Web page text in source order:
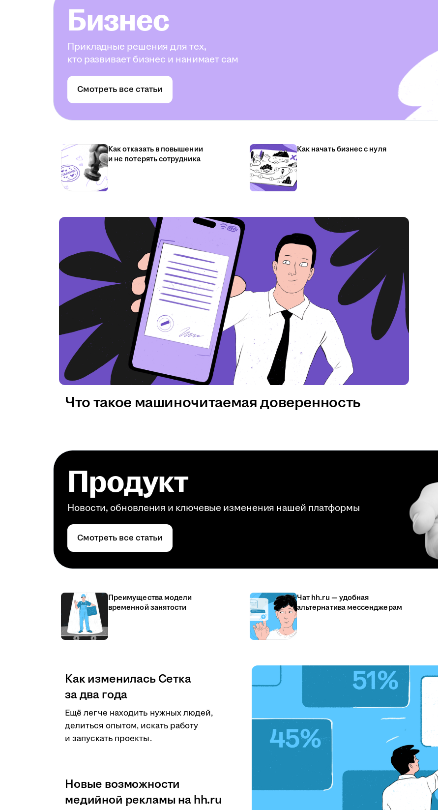
Бизнес
Прикладные решения для тех,
кто развивает бизнес и нанимает сам
Смотреть все статьи
Как отказать в повышении
и не потерять сотрудника
Как начать бизнес с нуля
Что такое машиночитаемая доверенность
Продукт
Новости, обновления и ключевые изменения нашей платформы
Смотреть все статьи
Преимущества модели
временной занятости
Чат hh.ru — удобная
альтернатива мессенджерам
Как изменилась Сетка
за два года
Ещё легче находить нужных людей,
делиться опытом, искать работу
и запускать проекты.
Новые возможности
медийной рекламы на hh.ru